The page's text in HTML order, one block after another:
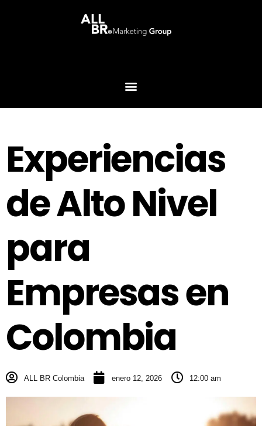
Experiencias
de Alto Nivel
para
Empresas en
Colombia
ALL BR Colombia enero 12, 2026 12:00 am